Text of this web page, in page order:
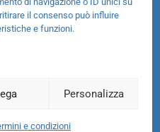
il consenso può influire
e funzioni.
Personalizza
e condizioni